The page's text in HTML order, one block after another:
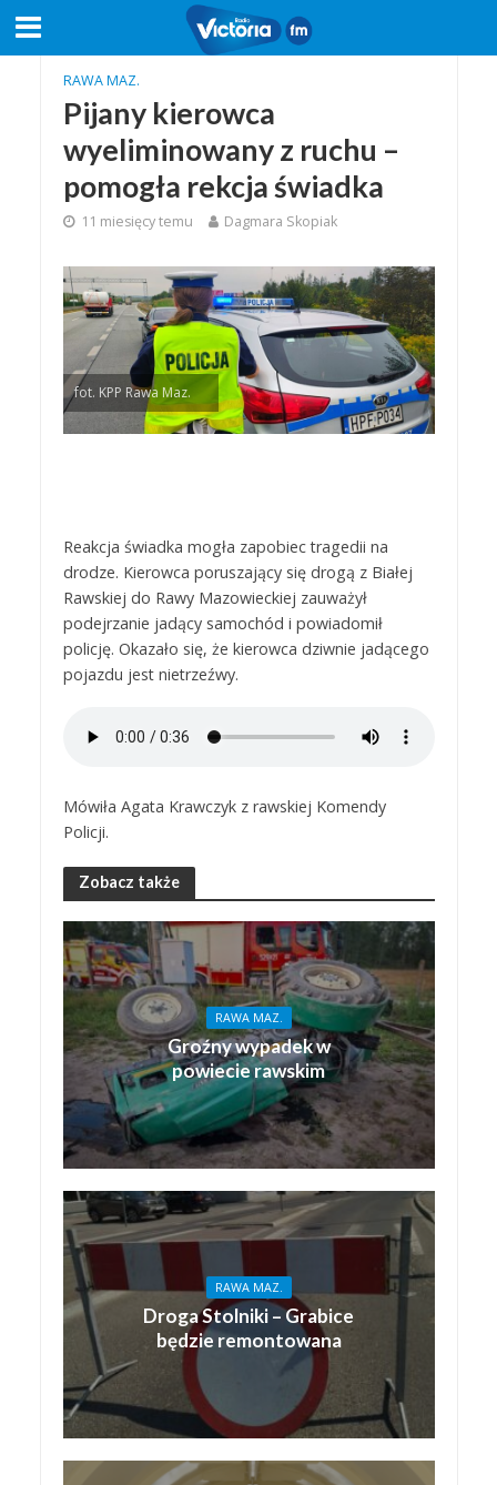
RAWA MAZ.
Pijany kierowca
wyeliminowany z ruchu –
pomogła rekcja świadka
11 miesięcy temu Dagmara Skopiak
fot. KPP Rawa Maz.
Reakcja świadka mogła zapobiec tragedii na
drodze. Kierowca poruszający się drogą z Białej
Rawskiej do Rawy Mazowieckiej zauważył
podejrzanie jadący samochód i powiadomił
policję. Okazało się, że kierowca dziwnie jadącego
pojazdu jest nietrzeźwy.
Mówiła Agata Krawczyk z rawskiej Komendy
Policji.
Zobacz także
RAWA MAZ.
Groźny wypadek w
powiecie rawskim
RAWA MAZ.
Droga Stolniki – Grabice
będzie remontowana